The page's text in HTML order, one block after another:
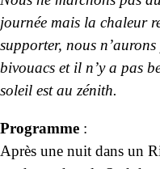
journée mais la chaleur
supporter, nous
bivouacs et il n’y a pas
soleil est au zénith.
Programme :
Après une nuit dans un